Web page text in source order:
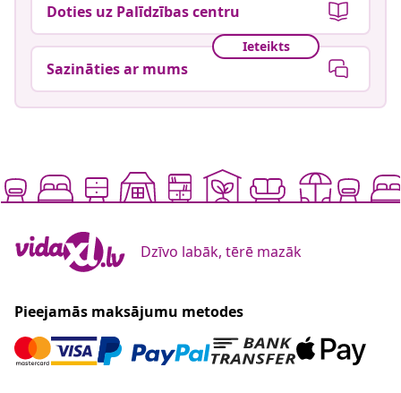
Doties uz Palīdzības centru
Ieteikts
Sazināties ar mums
Dzīvo labāk, tērē mazāk
Pieejamās maksājumu metodes